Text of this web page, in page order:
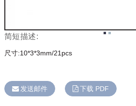
简短描述:
尺寸:10*3*3mm/21pcs
发送邮件 下载 PDF